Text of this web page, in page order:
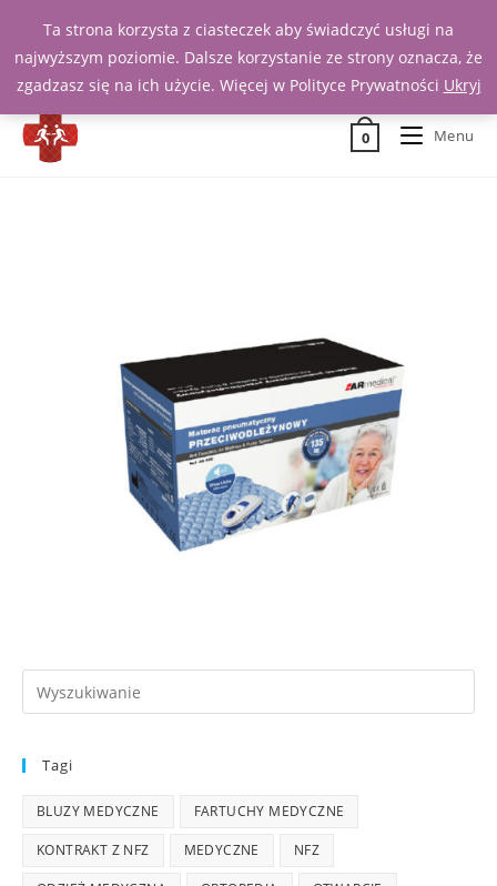
Zadzwoń 539 391 290
0 Menu
Tagi
BLUZY MEDYCZNE FARTUCHY MEDYCZNE
KONTRAKT Z NFZ MEDYCZNE NFZ
Ta strona korzysta z ciasteczek aby świadczyć usługi na
najwyższym poziomie. Dalsze korzystanie ze strony oznacza, że
zgadzasz się na ich użycie. Więcej w Polityce Prywatności Ukryj